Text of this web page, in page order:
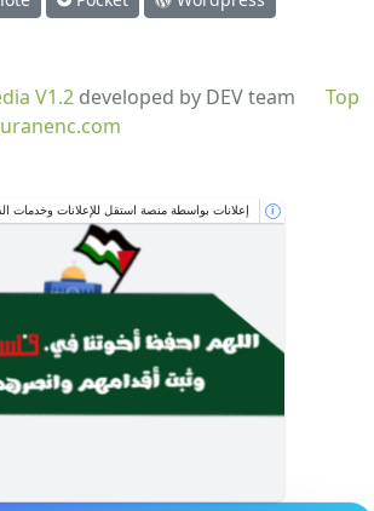
Top
V1.2 developed by DEV team
إعلانات بواسطة منصة استقل للإعلانات وخدمات i